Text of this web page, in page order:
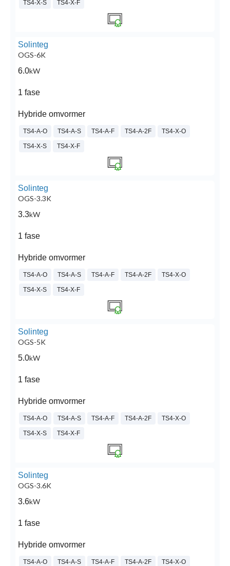
TS4-X-S TS4-X-F
Solinteg
OGS-6K
6.0kW
1 fase
Hybride omvormer
TS4-A-O TS4-A-S TS4-A-F TS4-A-2F TS4-X-O
TS4-X-S TS4-X-F
Solinteg
OGS-3.3K
3.3kW
1 fase
Hybride omvormer
TS4-A-O TS4-A-S TS4-A-F TS4-A-2F TS4-X-O
TS4-X-S TS4-X-F
Solinteg
OGS-5K
5.0kW
1 fase
Hybride omvormer
TS4-A-O TS4-A-S TS4-A-F TS4-A-2F TS4-X-O
TS4-X-S TS4-X-F
Solinteg
OGS-3.6K
3.6kW
1 fase
Hybride omvormer
TS4-A-O TS4-A-S TS4-A-F TS4-A-2F TS4-X-O